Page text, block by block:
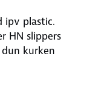
ipv plastic.
HN slippers
kurken